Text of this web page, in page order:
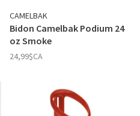
CAMELBAK
Bidon Camelbak Podium 24
oz Smoke
24,99$CA